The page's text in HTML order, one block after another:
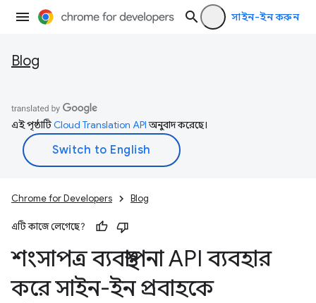
সাইন-ইন করুন
Blog
এই পৃষ্ঠাটিCloud Translation APIঅনুবাদ করেছে।
Chrome for Developers Blog
এটি কাজে লেগেছে?
শংসাপত্র ব্যবস্থাপনা API ব্যবহার
করে সাইন-ইন প্রবাহকে